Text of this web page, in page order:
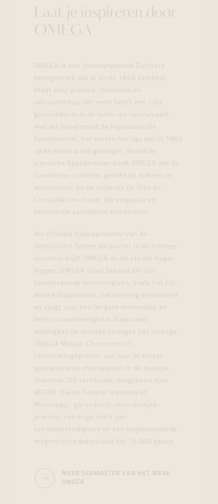
Laat je inspireren door
OMEGA
OMEGA is een toonaangevend Zwitsers
horlogemerk dat al sinds 1848 symbool
staat voor precisie, innovatie en
vakmanschap.Het merk heeft een rijke
geschiedenis in de lucht- en ruimtevaart,
met als hoogtepunt de legendarische
Speedmaster, het eerste horloge dat in 1969
op de maan werd gedragen. Naast de
iconische Speedmaster biedt OMEGA ook de
Seamaster-collectie, geliefd bij duikers en
avonturiers, en de stijlvolle De Ville en
Constellation-lijnen, die elegantie en
technische excellentie combineren.
Als officiële tijdwaarnemer van de
Olympische Spelen en pionier in de horloge-
industrie blijft OMEGA de lat steeds hoger
leggen. OMEGA staat bekend om zijn
baanbrekende technologieën, zoals het Co-
Axial echappement, dat wrijving vermindert
en zorgt voor een langere levensduur en
betere nauwkeurigheid. Daarnaast
ondergaan de meeste horloges het strenge
OMEGA Master Chronometer-
certificeringsproces, een van de meest
geavanceerde standaarden in de horloge-
industrie. Dit certificaat, toegekend door
METAS (Swiss Federal Institute of
Metrology), garandeert uitzonderlijke
precisie, een hoge mate van
schokbestendigheid en een ongeëvenaarde
magnetische weerstand tot 15.000 gauss.
MEER SEAMASTER VAN HET MERK
OMEGA